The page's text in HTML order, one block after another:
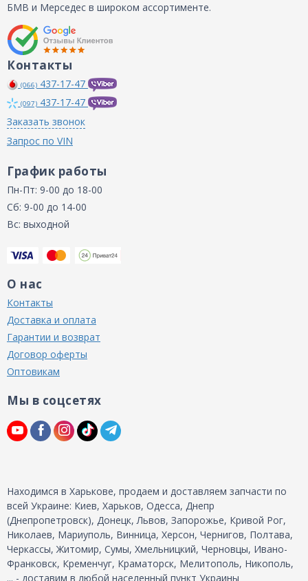
БМВ и Мерседес в широком ассортименте.
Контакты
(066) 437-17-47
(097) 437-17-47
Заказать звонок
Запрос по VIN
График работы
Пн-Пт: 9-00 до 18-00
Сб: 9-00 до 14-00
Вс: выходной
О нас
Контакты
Доставка и оплата
Гарантии и возврат
Договор оферты
Оптовикам
Мы в соцсетях
Находимся в Харькове, продаем и доставляем запчасти по
всей Украине: Киев, Харьков, Одесса, Днепр
(Днепропетровск), Донецк, Львов, Запорожье, Кривой Рог,
Николаев, Мариуполь, Винница, Херсон, Чернигов, Полтава,
Черкассы, Житомир, Сумы, Хмельницкий, Черновцы, Ивано-
Франковск, Кременчуг, Краматорск, Мелитополь, Никополь,
... - доставим в любой населенный пункт Украины